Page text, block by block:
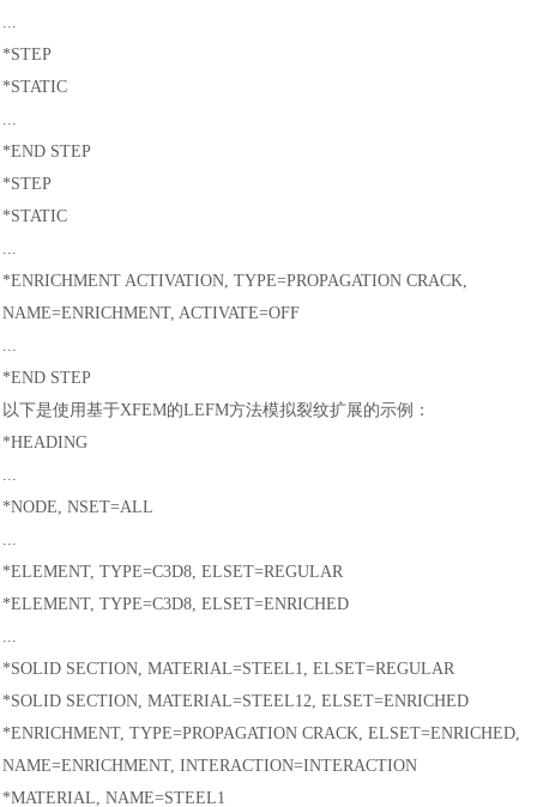
...
*STEP
*STATIC
...
*END STEP
*STEP
*STATIC
...
*ENRICHMENT ACTIVATION, TYPE=PROPAGATION CRACK,
NAME=ENRICHMENT, ACTIVATE=OFF
...
*END STEP
以下是使用基于XFEM的LEFM方法模拟裂纹扩展的示例 ：
*HEADING
...
*NODE, NSET=ALL
...
*ELEMENT, TYPE=C3D8, ELSET=REGULAR
*ELEMENT, TYPE=C3D8, ELSET=ENRICHED
...
*SOLID SECTION, MATERIAL=STEEL1, ELSET=REGULAR
*SOLID SECTION, MATERIAL=STEEL12, ELSET=ENRICHED
*ENRICHMENT, TYPE=PROPAGATION CRACK, ELSET=ENRICHED,
NAME=ENRICHMENT, INTERACTION=INTERACTION
*MATERIAL, NAME=STEEL1